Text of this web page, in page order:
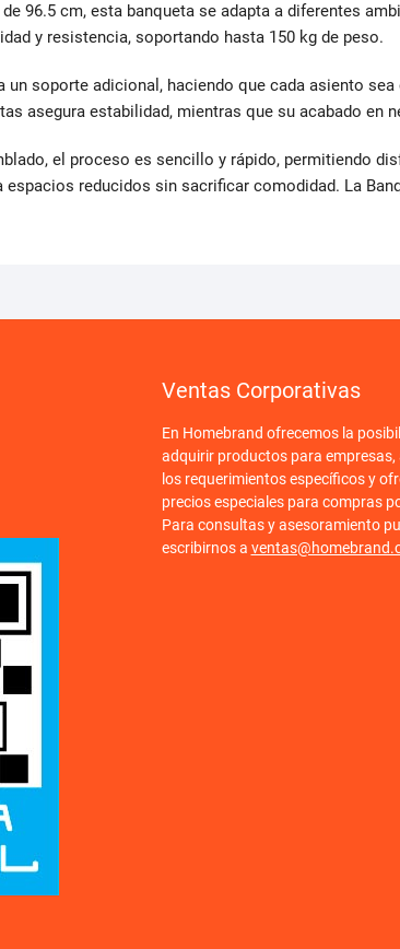
96.5 cm, esta banqueta se adapta a diferentes
y resistencia, soportando hasta 150 kg de peso.
un soporte adicional, haciendo que cada asiento
asegura estabilidad, mientras que su acabado
el proceso es sencillo y rápido, permitiendo
espacios reducidos sin sacrificar comodidad. La
Ventas Corporativas
En Homebrand ofrecemos la
adquirir productos para empresas,
los requerimientos específicos y
precios especiales para compras
Para consultas y asesoramiento
escribirnos a